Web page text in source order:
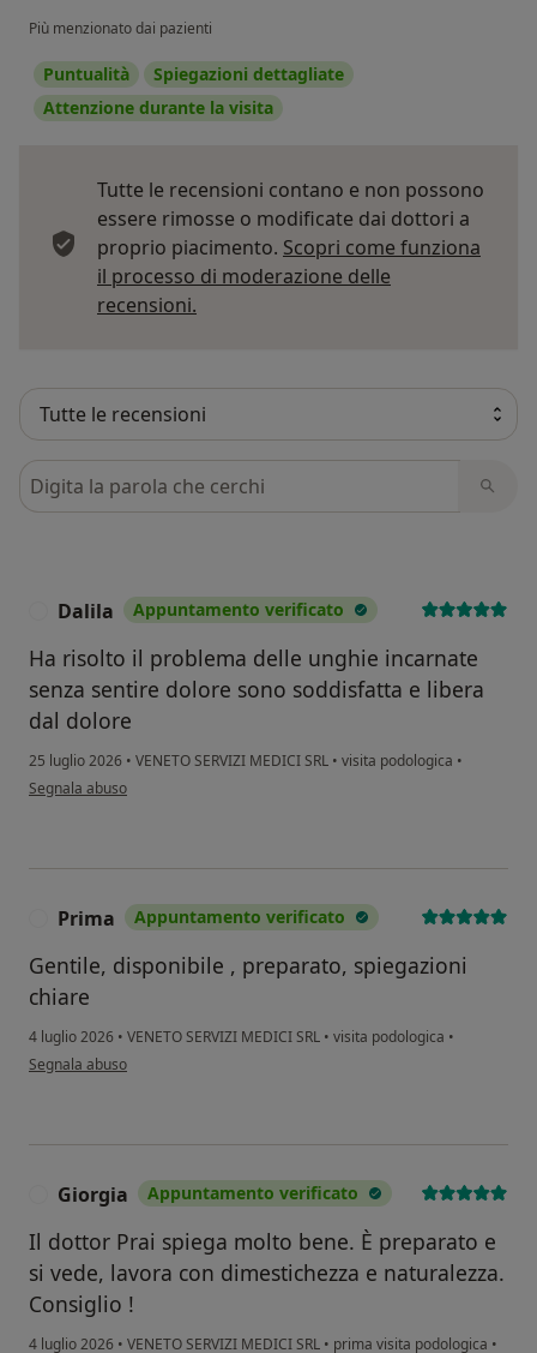
Più menzionato dai pazienti
Puntualità
Spiegazioni dettagliate
Attenzione durante la visita
Tutte le recensioni contano e non possono
essere rimosse o modificate dai dottori a
proprio piacimento. Scopri come funziona
il processo di moderazione delle
recensioni.
Cerca nelle recensioni
Dalila Appuntamento verificato
Ha risolto il problema delle unghie incarnate
senza sentire dolore sono soddisfatta e libera
dal dolore
25 luglio 2026 • VENETO SERVIZI MEDICI SRL • visita podologica •
secondo l'opinione dell'utente Dalila
Segnala abuso
Prima Appuntamento verificato
Gentile, disponibile , preparato, spiegazioni
chiare
4 luglio 2026 • VENETO SERVIZI MEDICI SRL • visita podologica •
secondo l'opinione dell'utente Prima
Segnala abuso
Giorgia Appuntamento verificato
Il dottor Prai spiega molto bene. È preparato e
si vede, lavora con dimestichezza e naturalezza.
Consiglio !
4 luglio 2026 • VENETO SERVIZI MEDICI SRL • prima visita podologica •